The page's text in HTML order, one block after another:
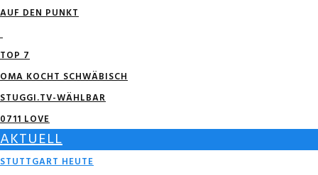
AUF DEN PUNKT
TOP 7
OMA KOCHT SCHWÄBISCH
STUGGI.TV-WÄHLBAR
0711 LOVE
AKTUELL
STUTTGART HEUTE